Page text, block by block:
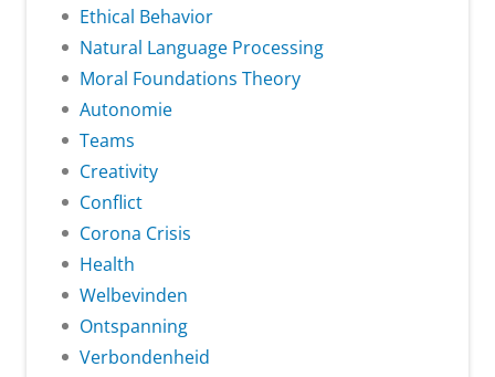
Ethical Behavior
Natural Language Processing
Moral Foundations Theory
Autonomie
Teams
Creativity
Conflict
Corona Crisis
Health
Welbevinden
Ontspanning
Verbondenheid